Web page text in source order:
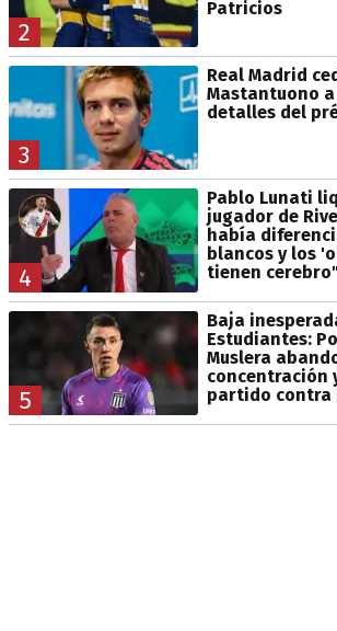
2
Patricios
3
Real Madrid
Mastantuono
detalles del
4
Pablo Lunati
jugador de
había
blancos y los
tienen cerebro"
5
Baja
Estudiantes:
Muslera
concentración
partido contra